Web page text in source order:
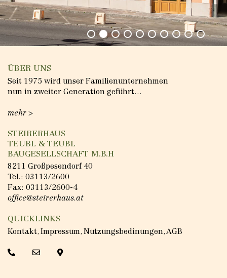
ÜBER UNS
Seit 1975 wird unser Familienunternehmen
nun in zweiter Generation geführt…
mehr >
STEIRERHAUS
TEUBL & TEUBL
BAUGESELLSCHAFT M.B.H
8211 Großpesendorf 40
Tel.: 03113/2600
Fax: 03113/2600-4
office@steirerhaus.at
QUICKLINKS
Kontakt, Impressum, Nutzungsbedinungen,AGB